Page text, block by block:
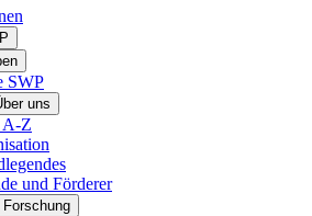
SWP
uns
A-Z
und Förderer
Forschung